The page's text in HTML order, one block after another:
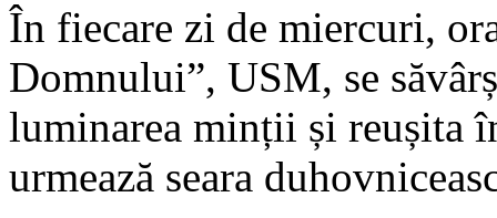
În fiecare zi de miercuri,
Domnului”, USM, se
luminarea minții și reușita
urmează seara